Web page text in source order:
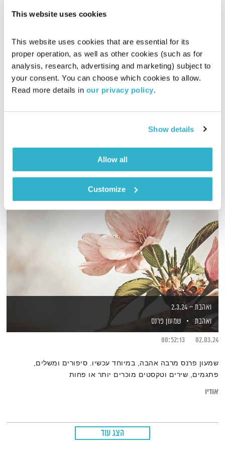
This website uses cookies
This website uses cookies that are essential for its
proper operation, as well as other cookies (such as for
analysis, research, advertising and marketing) subject to
your consent. You can choose which cookies to allow.
Read more details in our privacy policy.
Show details
Allow all
Customize
כל יום מחדש – 15.2.22
כל יום מחדש
אמיר פרי
שעה של מוזיקה מעולה להתעורר איתה, בעריכת ובהגשת אמיר פרי
אודיו
ואהבת – 2.3.24
ואהבת
שמעון פרנס
02.03.24
00:52:13
שמעון פרנס מרבה אהבה, במיוחד עכשיו. סיפורים ומשלים,
פתגמים, שירים וטקסטים מוכרים יותר או פחות
אודיו
הצג עוד